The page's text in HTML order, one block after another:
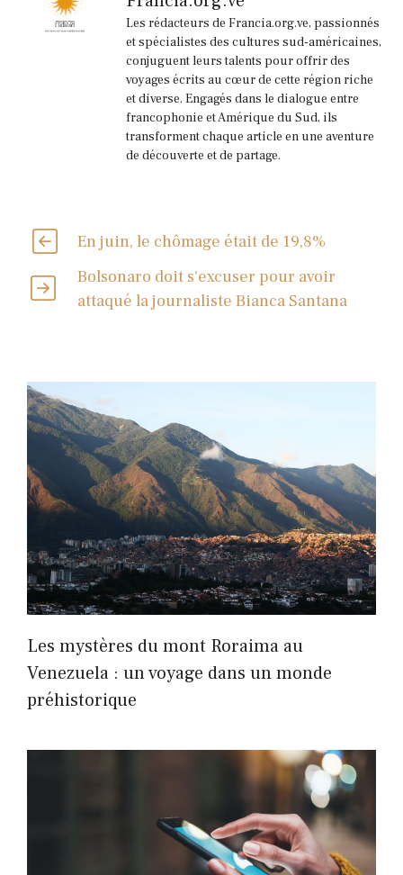
Les rédacteurs de Francia.org.ve, passionnés
et spécialistes des cultures sud-américaines,
conjuguent leurs talents pour offrir des
voyages écrits au cœur de cette région riche
et diverse. Engagés dans le dialogue entre
francophonie et Amérique du Sud, ils
transforment chaque article en une aventure
de découverte et de partage.
En juin, le chômage était de 19,8%
Bolsonaro doit s'excuser pour avoir
attaqué la journaliste Bianca Santana
Les mystères du mont Roraima au
Venezuela : un voyage dans un monde
préhistorique